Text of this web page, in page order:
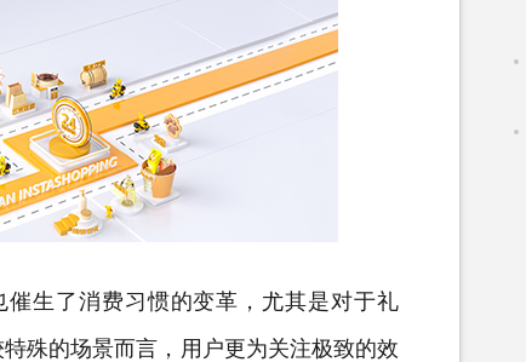
生了消费习惯的变革，尤其是对于礼
殊的场景而言，用户更为关注极致的效